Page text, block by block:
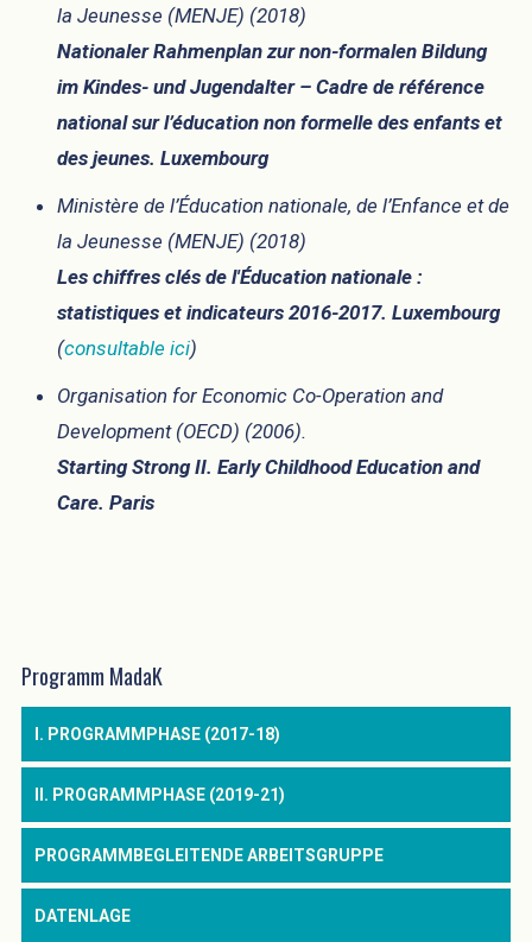
la Jeunesse (MENJE) (2018)
Nationaler Rahmenplan zur non-formalen Bildung
im Kindes- und Jugendalter – Cadre de référence
national sur l’éducation non formelle des enfants et
des jeunes. Luxembourg
Ministère de l’Éducation nationale, de l’Enfance et de
la Jeunesse (MENJE) (2018)
Les chiffres clés de l'Éducation nationale :
statistiques et indicateurs 2016-2017. Luxembourg
(consultable ici)
Organisation for Economic Co-Operation and
Development (OECD) (2006).
Starting Strong II. Early Childhood Education and
Care. Paris
Programm MadaK
I. PROGRAMMPHASE (2017-18)
II. PROGRAMMPHASE (2019-21)
PROGRAMMBEGLEITENDE ARBEITSGRUPPE
DATENLAGE